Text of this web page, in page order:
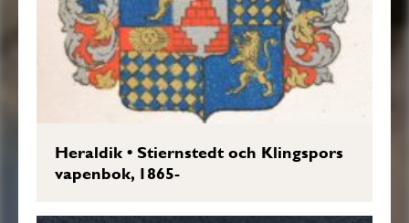
Heraldik•Stiernstedt och Klingspors
vapenbok, 1865-